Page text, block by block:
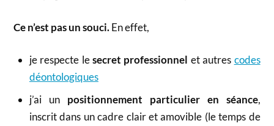
Ce n’est pas un souci.En effet,
je respecte lesecret professionnel et autres codes
déontologiques
j’ai un positionnement particulier en séance,
inscrit dans un cadre clair et amovible (le temps de